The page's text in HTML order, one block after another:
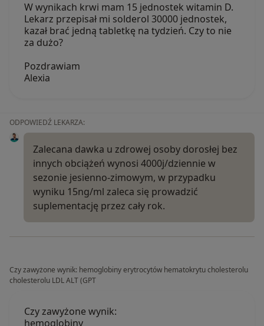
W wynikach krwi mam 15 jednostek witamin D.
Lekarz przepisał mi solderol 30000 jednostek,
kazał brać jedną tabletkę na tydzień. Czy to nie
za dużo?
Pozdrawiam
Alexia
ODPOWIEDŹ LEKARZA:
Zalecana dawka u zdrowej osoby dorosłej bez
innych obciążeń wynosi 4000j/dziennie w
sezonie jesienno-zimowym, w przypadku
wyniku 15ng/ml zaleca się prowadzić
suplementację przez cały rok.
Czy zawyżone wynik: hemoglobiny erytrocytów hematokrytu cholesterolu
cholesterolu LDL ALT (GPT
Czy zawyżone wynik:
hemoglobiny